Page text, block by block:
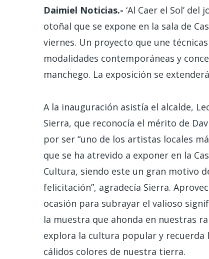
Daimiel Noticias.- ‘Al Caer el Sol’
otoñal que se expone en la sala de
viernes. Un proyecto que une
modalidades contemporáneas y
manchego. La exposición se
A la inauguración asistía el alcalde,
Sierra, que reconocía el mérito de
por ser “uno de los artistas locales
que se ha atrevido a exponer en la
Cultura, siendo este un gran motivo
felicitación”, agradecía Sierra.
ocasión para subrayar el valioso
la muestra que ahonda en nuestras
explora la cultura popular y recuerda
cálidos colores de nuestra tierra.